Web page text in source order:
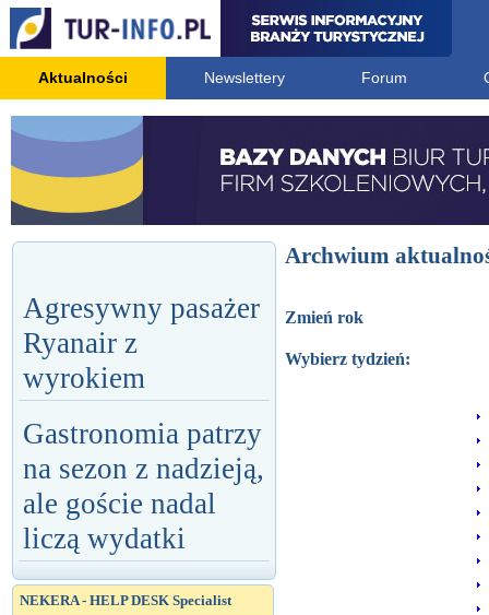
Aktualności Newslettery Forum
Agresywny pasażer
Ryanair z
wyrokiem
Gastronomia patrzy
na sezon z nadzieją,
ale goście nadal
liczą wydatki
NEKERA - HELP DESK Specialist
Archwium
Zmień rok
Wybierz tydzień: